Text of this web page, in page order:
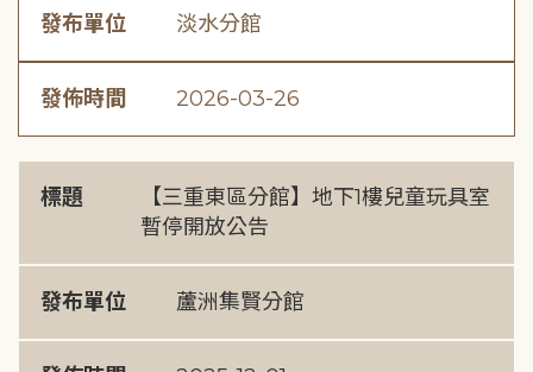
發布單位 淡水分館
發佈時間 2026-03-26
標題
【三重東區分館】地下1樓兒童玩具室
暫停開放公告
發布單位 蘆洲集賢分館